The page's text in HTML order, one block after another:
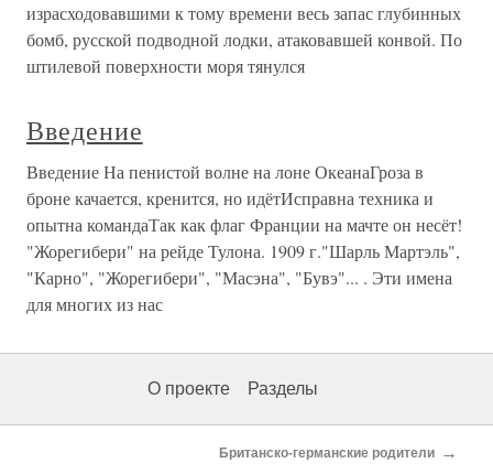
израсходовавшими к тому времени весь запас глубинных
бомб, русской подводной лодки, атаковавшей конвой. По
штилевой поверхности моря тянулся
Введение
Введение На пенистой волне на лоне ОкеанаГроза в
броне качается, кренится, но идётИсправна техника и
опытна командаТак как флаг Франции на мачте он несёт!
"Жорегибери" на рейде Тулона. 1909 г."Шарль Мартэль",
"Карно", "Жорегибери", "Масэна", "Бувэ"... . Эти имена
для многих из нас
О проекте Разделы
Британско-германские родители →